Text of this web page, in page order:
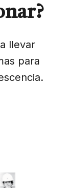
llevar
para